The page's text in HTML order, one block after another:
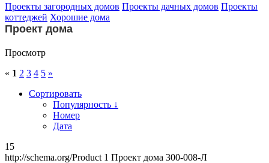
Проекты загородных домов Проекты дачных домов Проекты
коттеджей Хорошие дома
Проект дома
Просмотр
« 1 2 3 4 5 »
Сортировать
Популярность ↓
Номер
Дата
15
http://schema.org/Product 1 Проект дома 300-008-Л